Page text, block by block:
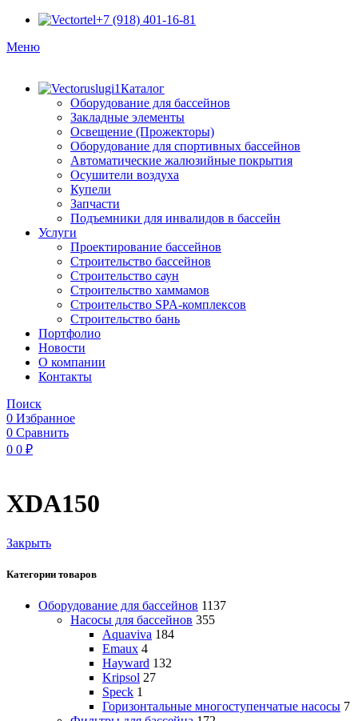
+7 (918) 401-16-81
Меню
Каталог
Оборудование для бассейнов
Закладные элементы
Освещение (Прожекторы)
Оборудование для спортивных бассейнов
Автоматические жалюзийные покрытия
Осушители воздуха
Купели
Запчасти
Подъемники для инвалидов в бассейн
Услуги
Проектирование бассейнов
Строительство бассейнов
Строительство саун
Строительство хаммамов
Строительство SPA-комплексов
Строительство бань
Портфолио
Новости
O компании
Контакты
Поиск
0 Избранное
0 Сравнить
0 0 ₽
XDA150
Закрыть
Категории товаров
Оборудование для бассейнов 1137
Насосы для бассейнов 355
Aquaviva 184
Emaux 4
Hayward 132
Kripsol 27
Speck 1
Горизонтальные многоступенчатые насосы 7